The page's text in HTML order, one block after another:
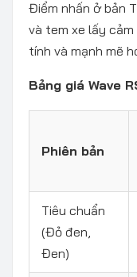
Điểm nhấn ở bản
và tem xe lấy
tính và mạnh mẽ
Bảng giá Wave
Phiên bản
Tiêu chuẩn
(Đỏ đen,
Đen)